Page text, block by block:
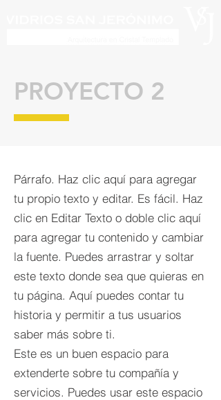
Párrafo. Haz clic aquí para agregar
tu propio texto y editar. Es fácil. Haz
clic en Editar Texto o doble clic aquí
para agregar tu contenido y cambiar
la fuente. Puedes arrastrar y soltar
este texto donde sea que quieras en
tu página. Aquí puedes contar tu
historia y permitir a tus usuarios
saber más sobre ti.
Este es un buen espacio para
extenderte sobre tu compañía y
servicios. Puedes usar este espacio
PROYECTO 2